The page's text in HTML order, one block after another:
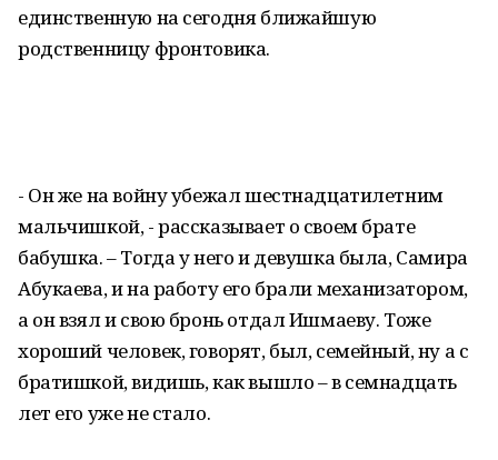
единственную на сегодня ближайшую
родственницу фронтовика.
- Он же на войну убежал шестнадцатилетним
мальчишкой, - рассказывает о своем брате
бабушка. – Тогда у него и девушка была, Самира
Абукаева, и на работу его брали механизатором,
а он взял и свою бронь отдал Ишмаеву. Тоже
хороший человек, говорят, был, семейный, ну а с
братишкой, видишь, как вышло – в семнадцать
лет его уже не стало.